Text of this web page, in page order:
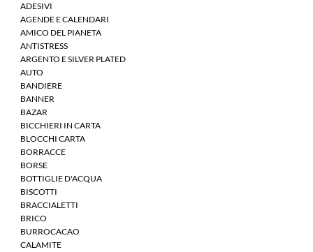
ADESIVI
AGENDE E CALENDARI
AMICO DEL PIANETA
ANTISTRESS
ARGENTO E SILVER PLATED
AUTO
BANDIERE
BANNER
BAZAR
BICCHIERI IN CARTA
BLOCCHI CARTA
BORRACCE
BORSE
BOTTIGLIE D'ACQUA
BISCOTTI
BRACCIALETTI
BRICO
BURROCACAO
CALAMITE